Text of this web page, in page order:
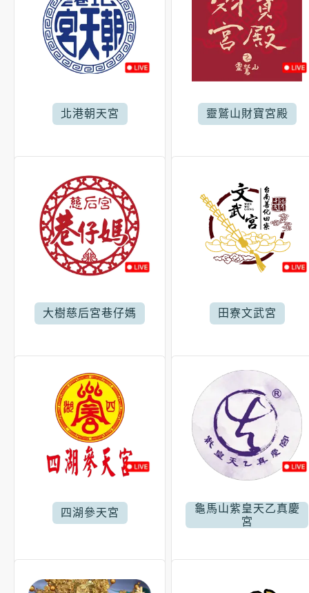
北港朝天宮 靈鷲山財寶宮殿
大樹慈后宮巷仔媽 田寮文武宮
四湖參天宮
龜馬山紫皇天乙真慶
宮